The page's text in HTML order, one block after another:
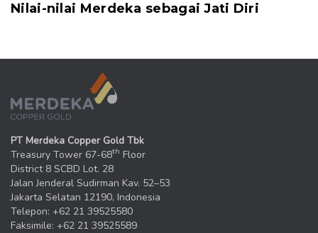
Nilai-nilai Merdeka sebagai Jati Diri
PT Merdeka Copper Gold Tbk
Treasury Tower 67-68th Floor
District 8 SCBD Lot. 28
Jalan Jenderal Sudirman Kav. 52–53
Jakarta Selatan 12190, Indonesia
Telepon: +62 21 39525580
Faksimile: +62 21 39525589